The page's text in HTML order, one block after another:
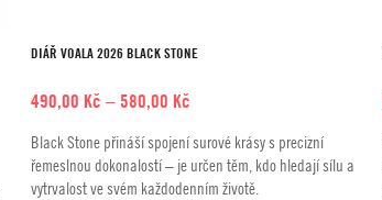
DIÁŘ VOALA 2026 BLACK STONE
490,00 Kč –580,00 KčRozpětí
490,00 Kč
až
Black Stone přináší spojení surové krásy s precizní
řemeslnou dokonalostí – je určen těm, kdo hledají sílu a
vytrvalost ve svém každodenním životě.